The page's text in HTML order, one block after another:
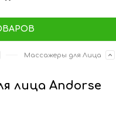
Массажеры для Лица
лица Andorse